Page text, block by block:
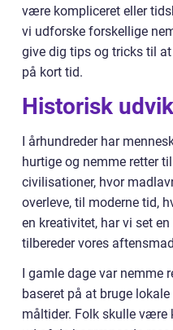
være kompliceret eller
vi udforske forskellige
give dig tips og tricks til
på kort tid.
Historisk
I århundreder har
hurtige og nemme retter
civilisationer, hvor
overleve, til moderne tid,
en kreativitet, har vi set
tilbereder vores
I gamle dage var nemme
baseret på at bruge
måltider. Folk skulle være